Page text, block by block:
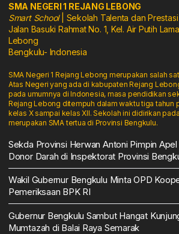
SMA NEGERI 1 REJANG LEBONG
Smart School| Sekolah Talenta dan Prestasi
Jalan Basuki Rahmat No. 1, Kel. Air Putih
Lebong
Bengkulu- Indonesia
SMA Negeri 1 Rejang Lebong merupakan salah
Atas Negeri yang ada di kabupaten Rejang
pada umumnya di Indonesia, masa pendidikan
Rejang Lebong ditempuh dalam waktu tiga tahun
kelas X sampai kelas XII. Sekolah ini didirikan
merupakan SMA tertua di Provinsi Bengkulu.
Sekda Provinsi Herwan Antoni Pimpin
Donor Darah di Inspektorat Provinsi
Wakil Gubernur Bengkulu Minta OPD
Pemeriksaan BPK RI
Gubernur Bengkulu Sambut Hangat
Mumtazah di Balai Raya Semarak